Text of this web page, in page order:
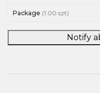
Package (1.00 szt)
Notify